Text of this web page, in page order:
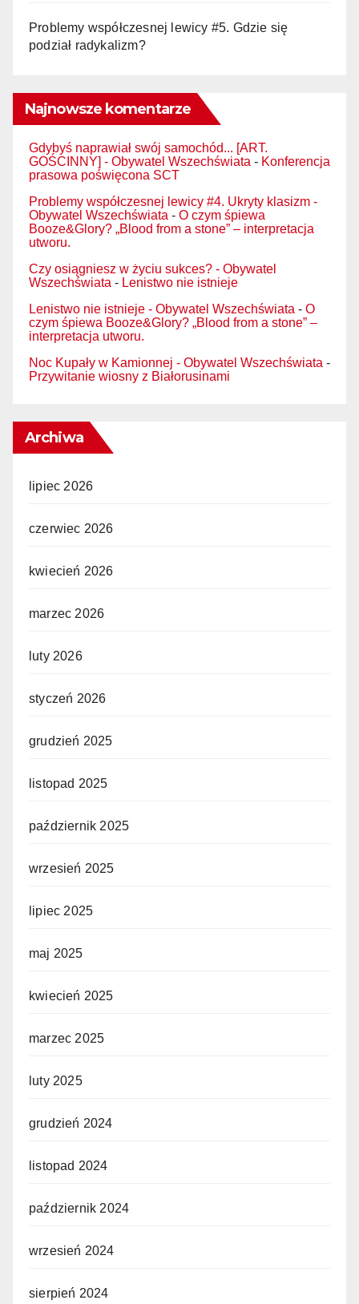
Problemy współczesnej lewicy #5. Gdzie się
podział radykalizm?
Najnowsze komentarze
Gdybyś naprawiał swój samochód... [ART.
GOŚCINNY] - Obywatel Wszechświata - Konferencja
prasowa poświęcona SCT
Problemy współczesnej lewicy #4. Ukryty klasizm -
Obywatel Wszechświata - O czym śpiewa
Booze&Glory? „Blood from a stone” – interpretacja
utworu.
Czy osiągniesz w życiu sukces? - Obywatel
Wszechświata - Lenistwo nie istnieje
Lenistwo nie istnieje - Obywatel Wszechświata - O
czym śpiewa Booze&Glory? „Blood from a stone” –
interpretacja utworu.
Noc Kupały w Kamionnej - Obywatel Wszechświata -
Przywitanie wiosny z Białorusinami
Archiwa
lipiec 2026
czerwiec 2026
kwiecień 2026
marzec 2026
luty 2026
styczeń 2026
grudzień 2025
listopad 2025
październik 2025
wrzesień 2025
lipiec 2025
maj 2025
kwiecień 2025
marzec 2025
luty 2025
grudzień 2024
listopad 2024
październik 2024
wrzesień 2024
sierpień 2024